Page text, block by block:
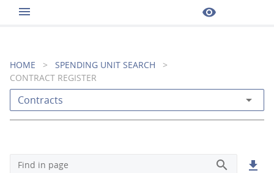
menu visibility
HOME > SPENDING UNIT SEARCH
>
CONTRACT REGISTER
Contracts arrow_drop_down
Find in page search get_app